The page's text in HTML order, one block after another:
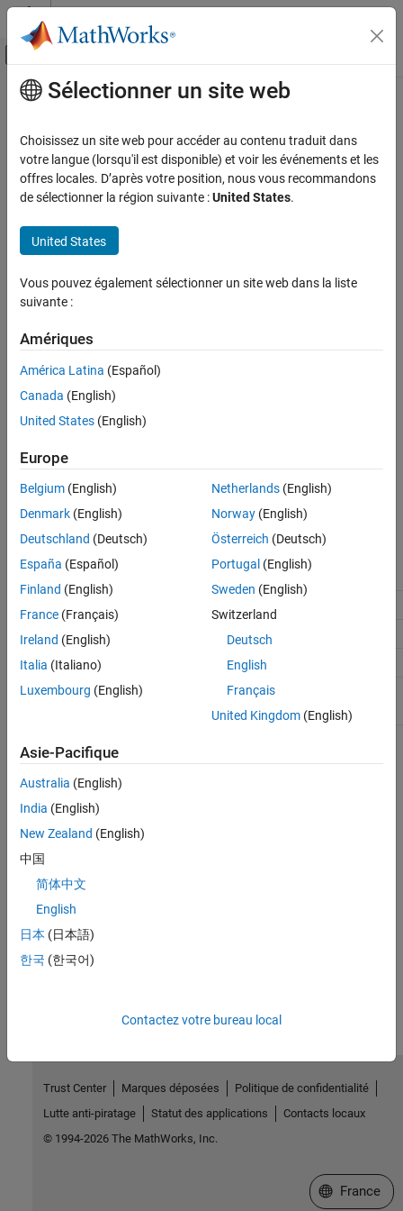
Passer au contenu
Activer/désactiver l'affichage du menu
Accueil de la documentation
Simulink Coder
Code and Tool Customization
Model Configuration Set Customization
Show Embedded Hardware App in Simulink
Toolstrip
ON THIS PAGE
Description
Recommended Settings
Programmatic Use
Version History
Contenu principal
Show Embedded Hardware App in
Simulink Toolstrip
Show Embedded Hardware App in Simulink Toolstrip
Description
The Show Embedded Hardware App in Simulink Toolstrip
toolstrip.
Settings
(default) |on
On
Off
Does not activate the Run on Hardware Board app.
Recommended Settings
Application
Traceability
No impact
Efficiency
No impact
Safety precaution
No recommendation
Programmatic Use
Parameter: ShowEmbeddedHardwareApp
Type:character vector
Value: 'on'|'off'
Default:
Version History
Sélectionner un site web
Choisissez un site web pour accéder au contenu traduit dans
votre langue (lorsqu'il est disponible) et voir les événements et les
offres locales. D’après votre position, nous vous recommandons
de sélectionner la région suivante :United States.
United States
Vous pouvez également sélectionner un site web dans la liste
suivante :
Amériques
América Latina (Español)
Canada (English)
United States (English)
Europe
Belgium (English)
Denmark (English)
Deutschland (Deutsch)
España (Español)
Finland (English)
France (Français)
Ireland (English)
Italia (Italiano)
Luxembourg (English)
Netherlands(English)
Norway(English)
Österreich (Deutsch)
Portugal (English)
Sweden (English)
Switzerland
Deutsch
English
Français
United Kingdom(English)
Asie-Pacifique
Australia (English)
India (English)
New Zealand (English)
中国
简体中文
English
日本 (日本語)
한국 (한국어)
Contactez votre bureau local
Trust Center Marques déposées
Politique de confidentialité
Lutte anti-piratage
Statut des applications
Contacts locaux
© 1994-2026 The MathWorks, Inc.
Sélectionner
France